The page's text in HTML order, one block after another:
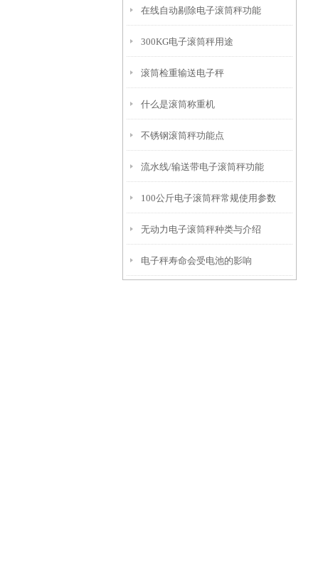
在线自动剔除电子滚筒秤功能
300KG电子滚筒秤用途
滚筒检重输送电子秤
什么是滚筒称重机
不锈钢滚筒秤功能点
流水线/输送带电子滚筒秤功能
100公斤电子滚筒秤常规使用参数
无动力电子滚筒秤种类与介绍
电子秤寿命会受电池的影响